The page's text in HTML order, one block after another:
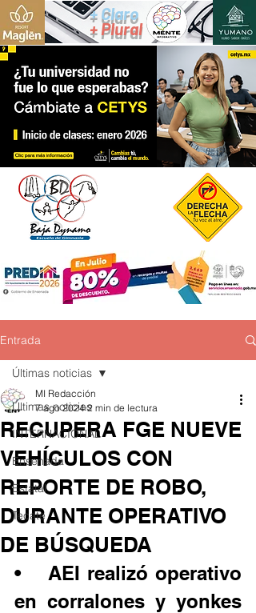
+ Claro
+ Plural
Entrada
Últimas noticias
INTERNACIONAL
Ensenada
Estatal
Tecate
Últimas noticias
RECUPERA FGE NUEVE
VEHÍCULOS CON
REPORTE DE ROBO,
DURANTE OPERATIVO
DE BÚSQUEDA
MI Redacción
7 ago 2024 2 min de lectura
•	AEI realizó operativo
en corralones y yonkes